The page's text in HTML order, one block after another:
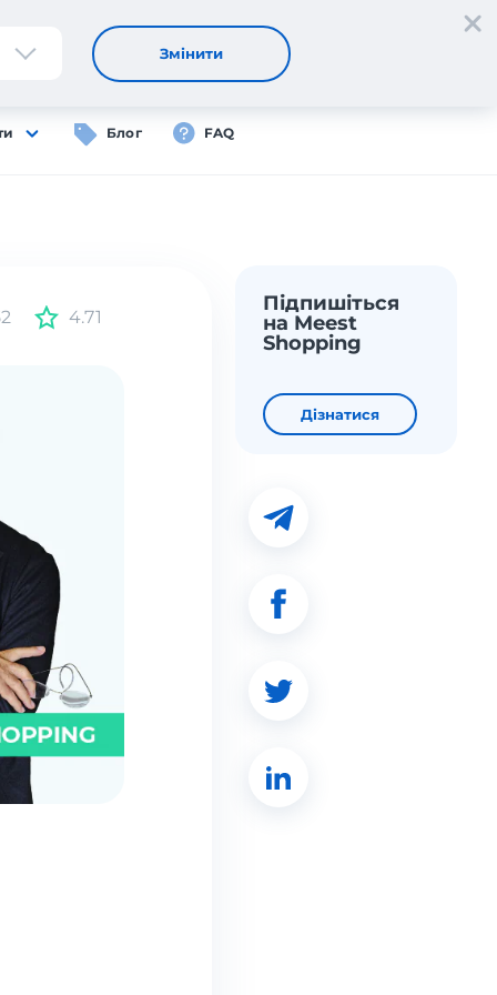
Реєстрація Вхід
Блог FAQ
Змінити
4.71
Підпишіться
на Meest
Shopping
Дізнатися